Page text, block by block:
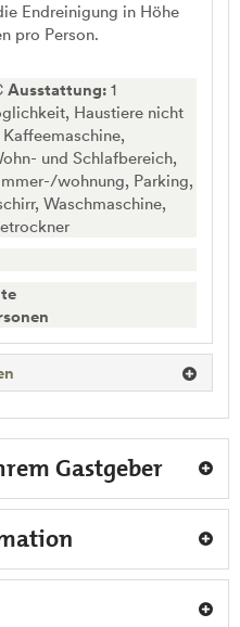
Endreinigung in Höhe
pro Person.
Ausstattung: 1
Haustiere nicht
und Schlafbereich,
wohnung, Parking,
Waschmaschine,
Gastgeber